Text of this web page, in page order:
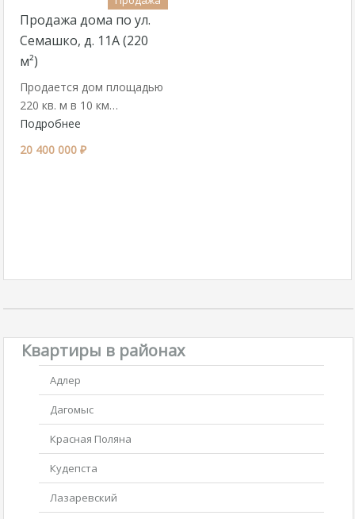
Продажа дома по ул.
Семашко, д. 11А (220
м²)
Продается дом площадью
220 кв. м в 10 км…
Подробнее
20 400 000 ₽
Квартиры в районах
Адлер
Дагомыс
Красная Поляна
Кудепста
Лазаревский